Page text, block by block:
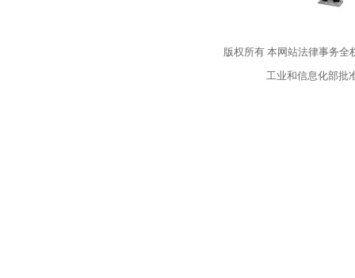
版权所有本网站法律事务全
工业和信息化部批